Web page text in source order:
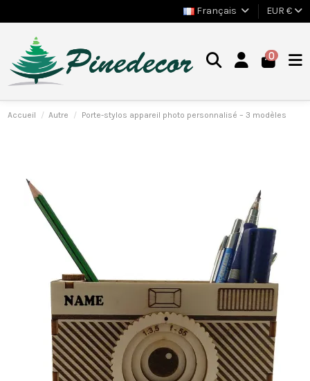
Français EUR €
0
Accueil Autre Porte-stylos appareil photo personnalisé – 3 modèles